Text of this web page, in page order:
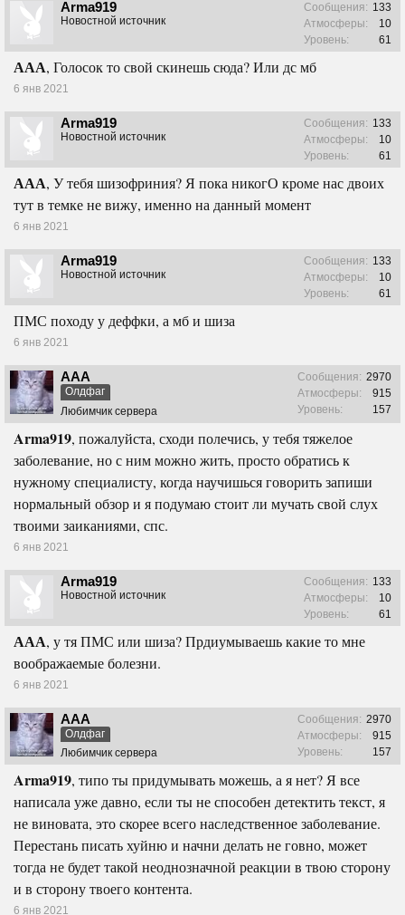
Arma919
Новостной источник
Сообщения: 133
Атмосферы:
10
Уровень:
61
ААА, Голосок то свой скинешь сюда? Или дс мб
6 янв 2021
Arma919
Новостной источник
Сообщения: 133
Атмосферы:
10
Уровень:
61
ААА, У тебя шизофриния? Я пока никогО кроме нас двоих
тут в темке не вижу, именно на данный момент
6 янв 2021
Arma919
Новостной источник
Сообщения: 133
Атмосферы:
10
Уровень:
61
ПМС походу у деффки, а мб и шиза
6 янв 2021
ААА
Олдфаг
Любимчик сервера
Сообщения: 2970
Атмосферы:
915
Уровень:
157
Arma919, пожалуйста, сходи полечись, у тебя тяжелое
заболевание, но с ним можно жить, просто обратись к
нужному специалисту, когда научишься говорить запиши
нормальный обзор и я подумаю стоит ли мучать свой слух
твоими заиканиями, спс.
6 янв 2021
Arma919
Новостной источник
Сообщения: 133
Атмосферы:
10
Уровень:
61
ААА, у тя ПМС или шиза? Прдиумываешь какие то мне
воображаемые болезни.
6 янв 2021
ААА
Олдфаг
Любимчик сервера
Сообщения: 2970
Атмосферы:
915
Уровень:
157
Arma919, типо ты придумывать можешь, а я нет? Я все
написала уже давно, если ты не способен детектить текст, я
не виновата, это скорее всего наследственное заболевание.
Перестань писать хуйню и начни делать не говно, может
тогда не будет такой неоднозначной реакции в твою сторону
и в сторону твоего контента.
6 янв 2021